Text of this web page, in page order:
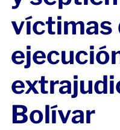
víctimas
Bolívar